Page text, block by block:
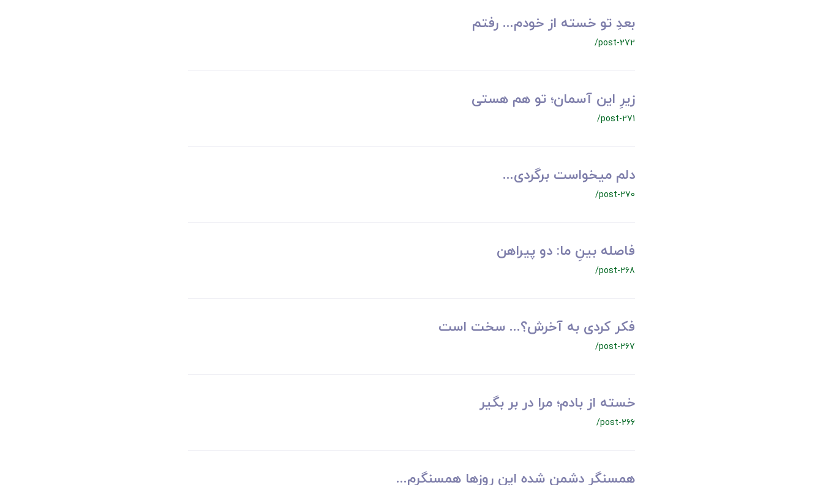
بعدِ تو خسته از خودم... رفتم
/post-272
زیرِ این آسمان؛ تو هم هستی
/post-271
دلم میخواست برگردی...
/post-270
فاصله بینِ ما: دو پیراهن
/post-268
فکر کردی به آخرش؟... سخت است
/post-267
خسته از بادم؛ مرا در بر بگیر
/post-266
همسنگرِ دشمن شده این روزها همسنگرم...